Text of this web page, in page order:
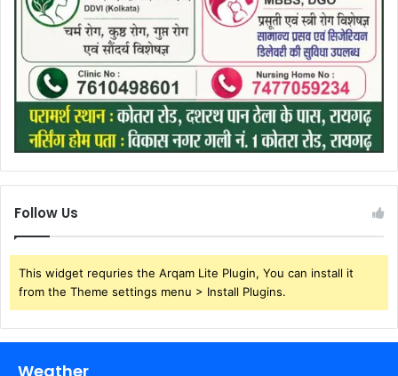
Follow Us
This widget requries the Arqam Lite Plugin, You can install it
from the Theme settings menu > Install Plugins.
Weather